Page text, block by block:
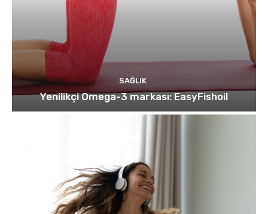
SAĞLIK
Yenilikçi Omega-3 markası: EasyFishoil